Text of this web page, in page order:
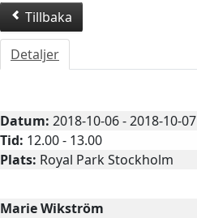
Tillbaka
Detaljer
Datum: 2018-10-06 - 2018-10-07
Tid: 12.00 - 13.00
Plats: Royal Park Stockholm
Marie Wikström